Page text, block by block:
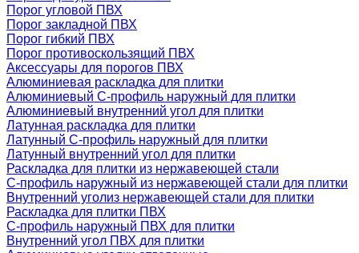
Порог угловой ПВХ
Порог закладной ПВХ
Порог гибкий ПВХ
Порог противоскользящий ПВХ
Аксессуары для порогов ПВХ
Алюминиевая раскладка для плитки
Алюминиевый С-профиль наружный для плитки
Алюминиевый внутренний угол для плитки
Латунная раскладка для плитки
Латунный С-профиль наружный для плитки
Латунный внутренний угол для плитки
Раскладка для плитки из нержавеющей стали
С-профиль наружный из нержавеющей стали для плитки
Внутренний уголиз нержавеющей стали для плитки
Раскладка для плитки ПВХ
С-профиль наружный ПВХ для плитки
Внутренний угол ПВХ для плитки